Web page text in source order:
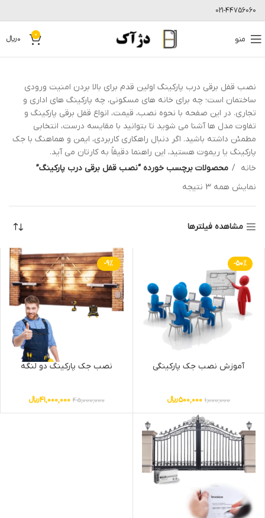
021-44756060
منو 0
0﷼
نصب قفل برقی درب پارکینگ اولین قدم برای بالا بردن امنیت ورودی
ساختمان است؛ چه برای خانه های مسکونی، چه پارکینگ های اداری و
تجاری. در این صفحه با نحوه نصب، قیمت، انواع قفل برقی پارکینگ و
تفاوت مدل ها آشنا می شوید تا بتوانید با مقایسه درست، انتخابی
مطمئن داشته باشید. اگر دنبال راهکاری کاربردی، ایمن و هماهنگ با جک
پارکینگ یا ریموت هستید، این راهنما دقیقاً به کارتان می آید.
خانه
محصولات برچسب خورده “نصب قفل برقی درب پارکینگ”
نمایش همه 3 نتیجه
مشاهده فیلترها
-50%
آموزش نصب جک پارکینگی
1,000,000
500,000﷼
-9%
نصب جک پارکینگ دو لنگه
45,000,000
41,000,000﷼